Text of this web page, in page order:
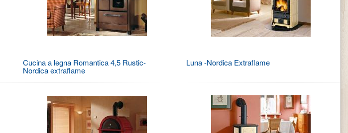
Cucina a legna Romantica 4,5 Rustic-
Nordica extraflame
Luna -Nordica Extraflame